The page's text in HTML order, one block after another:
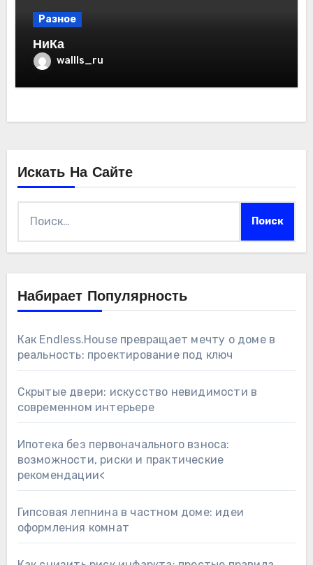
Разное
НиКа
wallls_ru
Искать На Сайте
Набирает Популярность
Как Endless.House превращает мечту о доме в
реальность: проектирование под ключ
Скрытые двери: искусство невидимости в
современном интерьере
Ипотека без первоначального взноса:
возможности, риски и практические
рекомендации<
Гипсовая лепнина в частном доме: идеи
оформления комнат